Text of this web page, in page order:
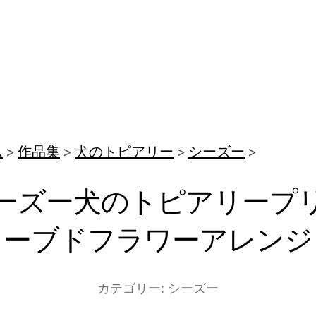
作品集 犬のトピアリー シーズー
ズー犬のトピアリープ
ーブドフラワーアレンジ
カテゴリー: シーズー